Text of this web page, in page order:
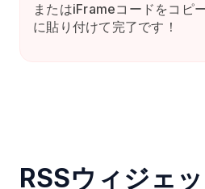
またはiFrameコードをコピ
に貼り付けて完了です！
RSSウィジェ